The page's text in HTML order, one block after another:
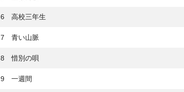
6 高校三年生
7 青い山脈
8 惜別の唄
9 一週間